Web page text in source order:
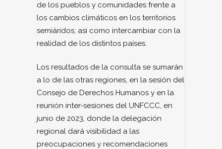
de los pueblos y comunidades frente a
los cambios climáticos en los territorios
semiáridos; así como intercambiar con la
realidad de los distintos países.
Los resultados de la consulta se sumarán
a lo de las otras regiones, en la sesión del
Consejo de Derechos Humanos y en la
reunión inter-sesiones del UNFCCC, en
junio de 2023, donde la delegación
regional dará visibilidad a las
preocupaciones y recomendaciones